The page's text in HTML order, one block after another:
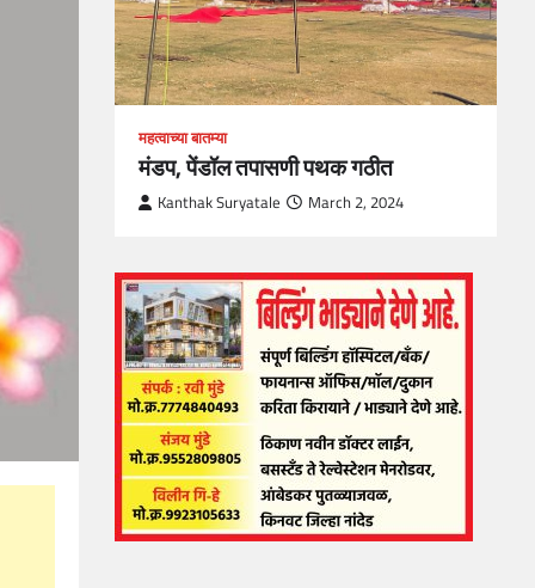
महत्वाच्या बातम्या
मंडप, पेंडॉल तपासणी पथक गठीत
Kanthak Suryatale March 2, 2024